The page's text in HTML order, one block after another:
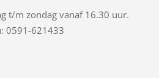
t/m zondag vanaf 16.30 uur.
0591-621433